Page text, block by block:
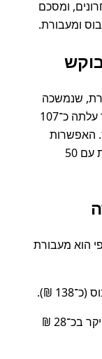
הימים האחרונים, ומסכם
ומעבורת.
שנמשכה
סביב 4.8 שעות. האפשרות הזולה ביותר עלתה כ־107
האפשרות
הפופולרית ביותר החודש הייתה מעבורת עם 50
הוא מעבורת
₪).
שימו לב: מעבורת מהיר בכ־3 שעות אך יקר בכ־28 ₪